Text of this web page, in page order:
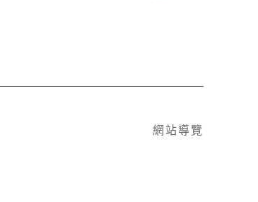
網站導覽